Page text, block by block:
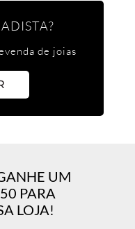
de joias
UM
PARA
LOJA!